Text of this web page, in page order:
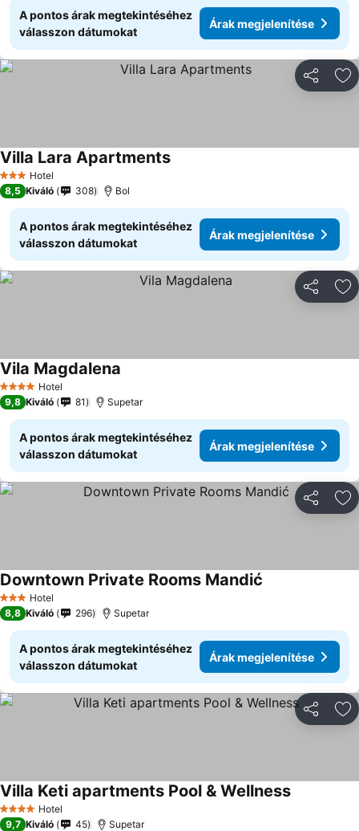
A pontos árak megtekintéséhez
válasszon dátumokat
Árak megjelenítése
3 Kategória
Hotel
Villa Lara Apartments
8,5 Kiváló 308 Bol
A pontos árak megtekintéséhez
válasszon dátumokat
Árak megjelenítése
4 KategóriaHotel
Vila Magdalena
9,8 Kiváló 81 Supetar
A pontos árak megtekintéséhez
válasszon dátumokat
Árak megjelenítése
3 Kategória
Hotel
Downtown Private Rooms Mandić
8,8 Kiváló 296 Supetar
A pontos árak megtekintéséhez
válasszon dátumokat
Árak megjelenítése
4 KategóriaHotel
Villa Keti apartments Pool & Wellness
9,7 Kiváló 45 Supetar